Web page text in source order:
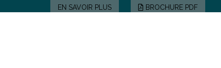
EN SAVOIR PLUS BROCHURE PDF